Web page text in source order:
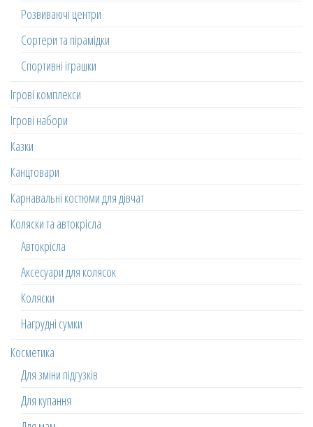
Розвиваючі центри
Сортери та пірамідки
Спортивні іграшки
Ігрові комплекси
Ігрові набори
Казки
Канцтовари
Карнавальні костюми для дівчат
Коляски та автокрісла
Автокрісла
Аксесуари для колясок
Коляски
Нагрудні сумки
Косметика
Для зміни підгузків
Для купання